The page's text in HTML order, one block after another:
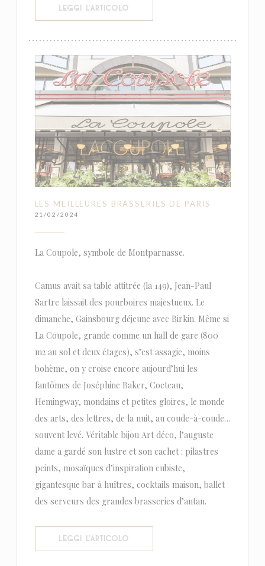
LEGGI L'ARTICOLO
LES MEILLEURES BRASSERIES DE PARIS
21/02/2024
La Coupole, symbole de Montparnasse.
Camus avait sa table attitrée (la 149), Jean-Paul
Sartre laissait des pourboires majestueux. Le
dimanche, Gainsbourg déjeune avec Birkin. Même si
La Coupole, grande comme un hall de gare (800
m2 au sol et deux étages), s’est assagie, moins
bohème, on y croise encore aujourd’hui les
fantômes de Joséphine Baker, Cocteau,
Hemingway, mondains et petites gloires, le monde
des arts, des lettres, de la nuit, au coude-à-coude…
souvent levé. Véritable bijou Art déco, l’auguste
dame a gardé son lustre et son cachet : pilastres
peints, mosaïques d’inspiration cubiste,
gigantesque bar à huîtres, cocktails maison, ballet
des serveurs des grandes brasseries d’antan.
LEGGI L'ARTICOLO